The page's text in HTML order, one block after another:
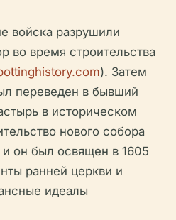
войска разрушили
во время строительства
). Затем
переведен в бывший
в историческом
нового собора
и он был освящен в 1605
ранней церкви и
идеалы